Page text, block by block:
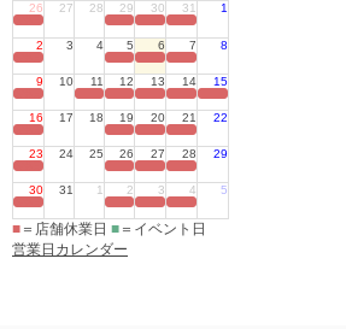
26
27 28 29 30 31 1
2 3 4 5 6 7 8
9 10 11 12 13 14 15
16 17 18 19 20 21 22
23 24 25 26 27 28 29
30 31 1 2 3 4 5
■ ＝店舗休業日 ■ ＝イベント日
営業日カレンダー